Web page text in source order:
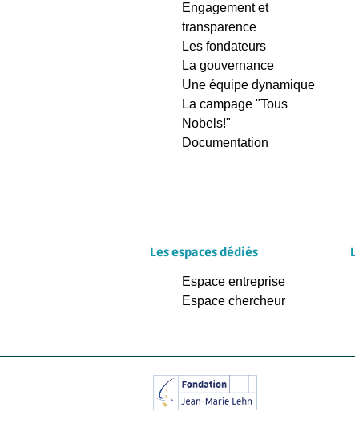
Engagement et
transparence
Les fondateurs
La gouvernance
Une équipe dynamique
La campage "Tous
Nobels!"
Documentation
Les espaces dédiés
Espace entreprise
Espace chercheur